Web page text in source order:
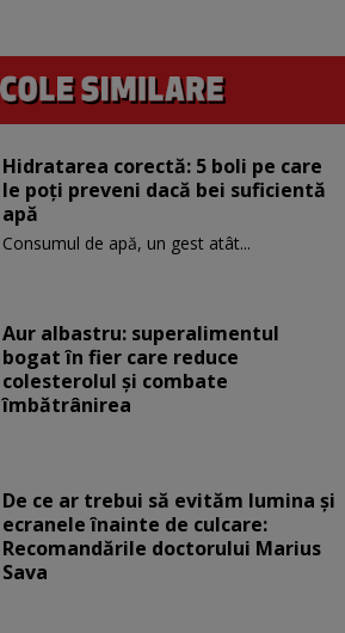
Hidratarea corectă: 5 boli pe care
le poți preveni dacă bei suficientă
apă
Consumul de apă, un gest atât...
Aur albastru: superalimentul
bogat în fier care reduce
colesterolul și combate
îmbătrânirea
De ce ar trebui să evităm lumina și
ecranele înainte de culcare:
Recomandările doctorului Marius
Sava